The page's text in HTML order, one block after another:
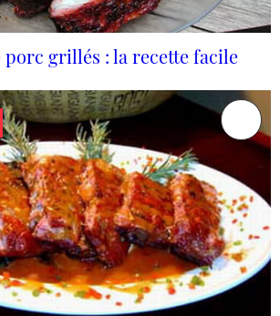
porc grillés : la recette facile